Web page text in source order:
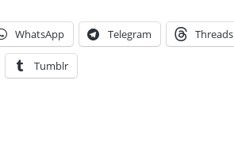
WhatsApp Telegram Threads
Tumblr